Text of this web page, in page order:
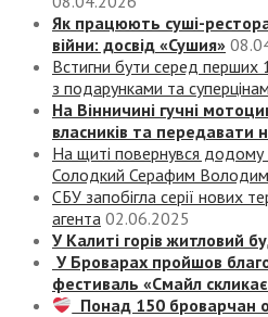
Як працюють суші-
війни: досвід «Сушия»
Встигни бути серед перших
з подарунками та
На Вінничині гучні
власників та передавати
На щиті повернувся додому
Солодкий Серафим
СБУ запобігла серії нових
агента 02.06.2025
У Калиті горів житловий
У Броварах пройшов
фестиваль «Смайл скликає
Понад 150 броварчан